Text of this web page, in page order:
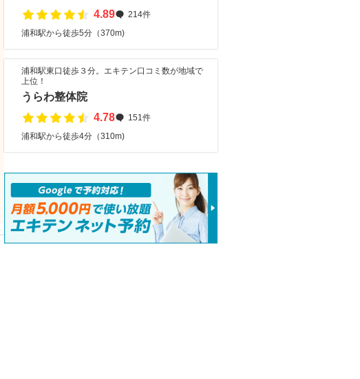
4.89
214件
浦和駅から徒歩5分（370m)
浦和駅東口徒歩３分。エキテン口コミ数が地域で
上位！
うらわ整体院
4.78
151件
浦和駅から徒歩4分（310m)